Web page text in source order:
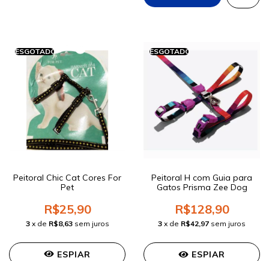
ESGOTADO
Peitoral Chic Cat Cores For
Pet
R$25,90
3 x de R$8,63 sem juros
ESPIAR
ESGOTADO
Peitoral H com Guia para
Gatos Prisma Zee Dog
R$128,90
3 x de R$42,97 sem juros
ESPIAR